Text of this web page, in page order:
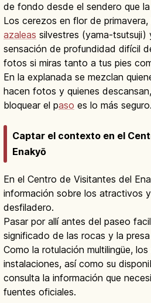
de fondo desde el sendero que
Los cerezos en flor de primavera,
azaleas silvestres (yama-tsutsuji)
sensación de profundidad difícil
fotos si miras tanto a tus pies
En la explanada se mezclan
hacen fotos y quienes
bloquear el paso es lo más seguro.
Captar el contexto en el
Enakyō
En el Centro de Visitantes del
información sobre los atractivos
desfiladero.
Pasar por allí antes del paseo
significado de las rocas y la
Como la rotulación multilingüe,
instalaciones, así como su
consulta la información que
fuentes oficiales.